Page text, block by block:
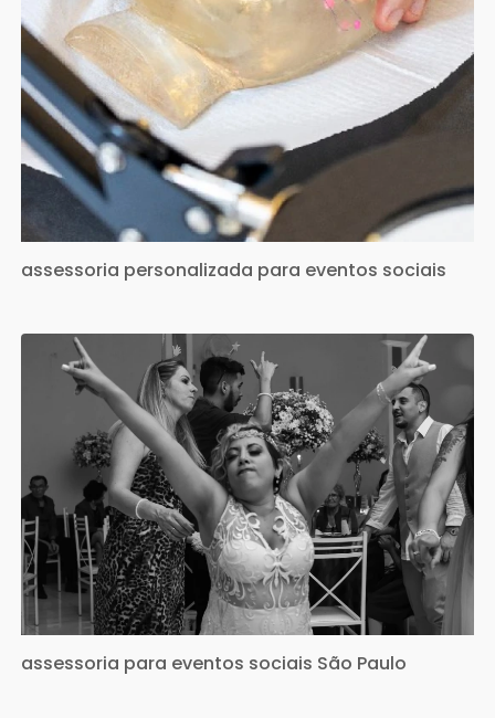
assessoria personalizada para eventos sociais
assessoria para eventos sociais São Paulo